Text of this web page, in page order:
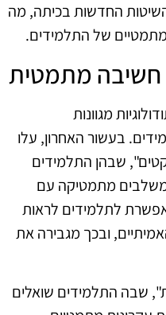
החדשות בכיתה, מה
של התלמידים.
חשיבה מתמטית
מגוונות
בעשור האחרון, עלו
שבהן התלמידים
מתמטיקה עם
לתלמידים לראות
ובכך מגבירה את
שבה התלמידים שואלים